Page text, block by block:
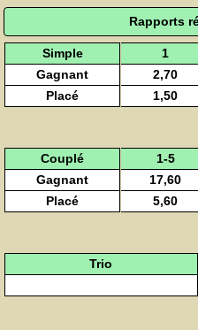
Rapports
Simple 1
Gagnant
2,70
Placé
1,50
Couplé 1-5
Gagnant
17,60
Placé
5,60
Trio